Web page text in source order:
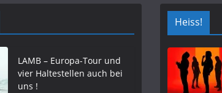
LAMB – Europa-Tour und
vier Haltestellen auch bei
uns !
Heiss!